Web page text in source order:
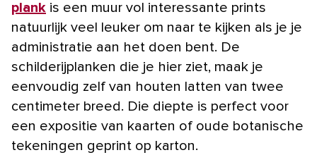
plank is een muur vol interessante prints
natuurlijk veel leuker om naar te kijken als je je
administratie aan het doen bent. De
schilderijplanken die je hier ziet, maak je
eenvoudig zelf van houten latten van twee
centimeter breed. Die diepte is perfect voor
een expositie van kaarten of oude botanische
tekeningen geprint op karton.